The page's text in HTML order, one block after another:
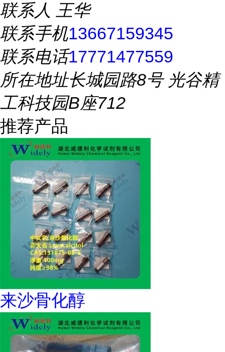
联系人 王华
联系手机13667159345
联系电话17771477559
所在地址长城园路8号 光谷精
工科技园B座712
推荐产品
来沙骨化醇